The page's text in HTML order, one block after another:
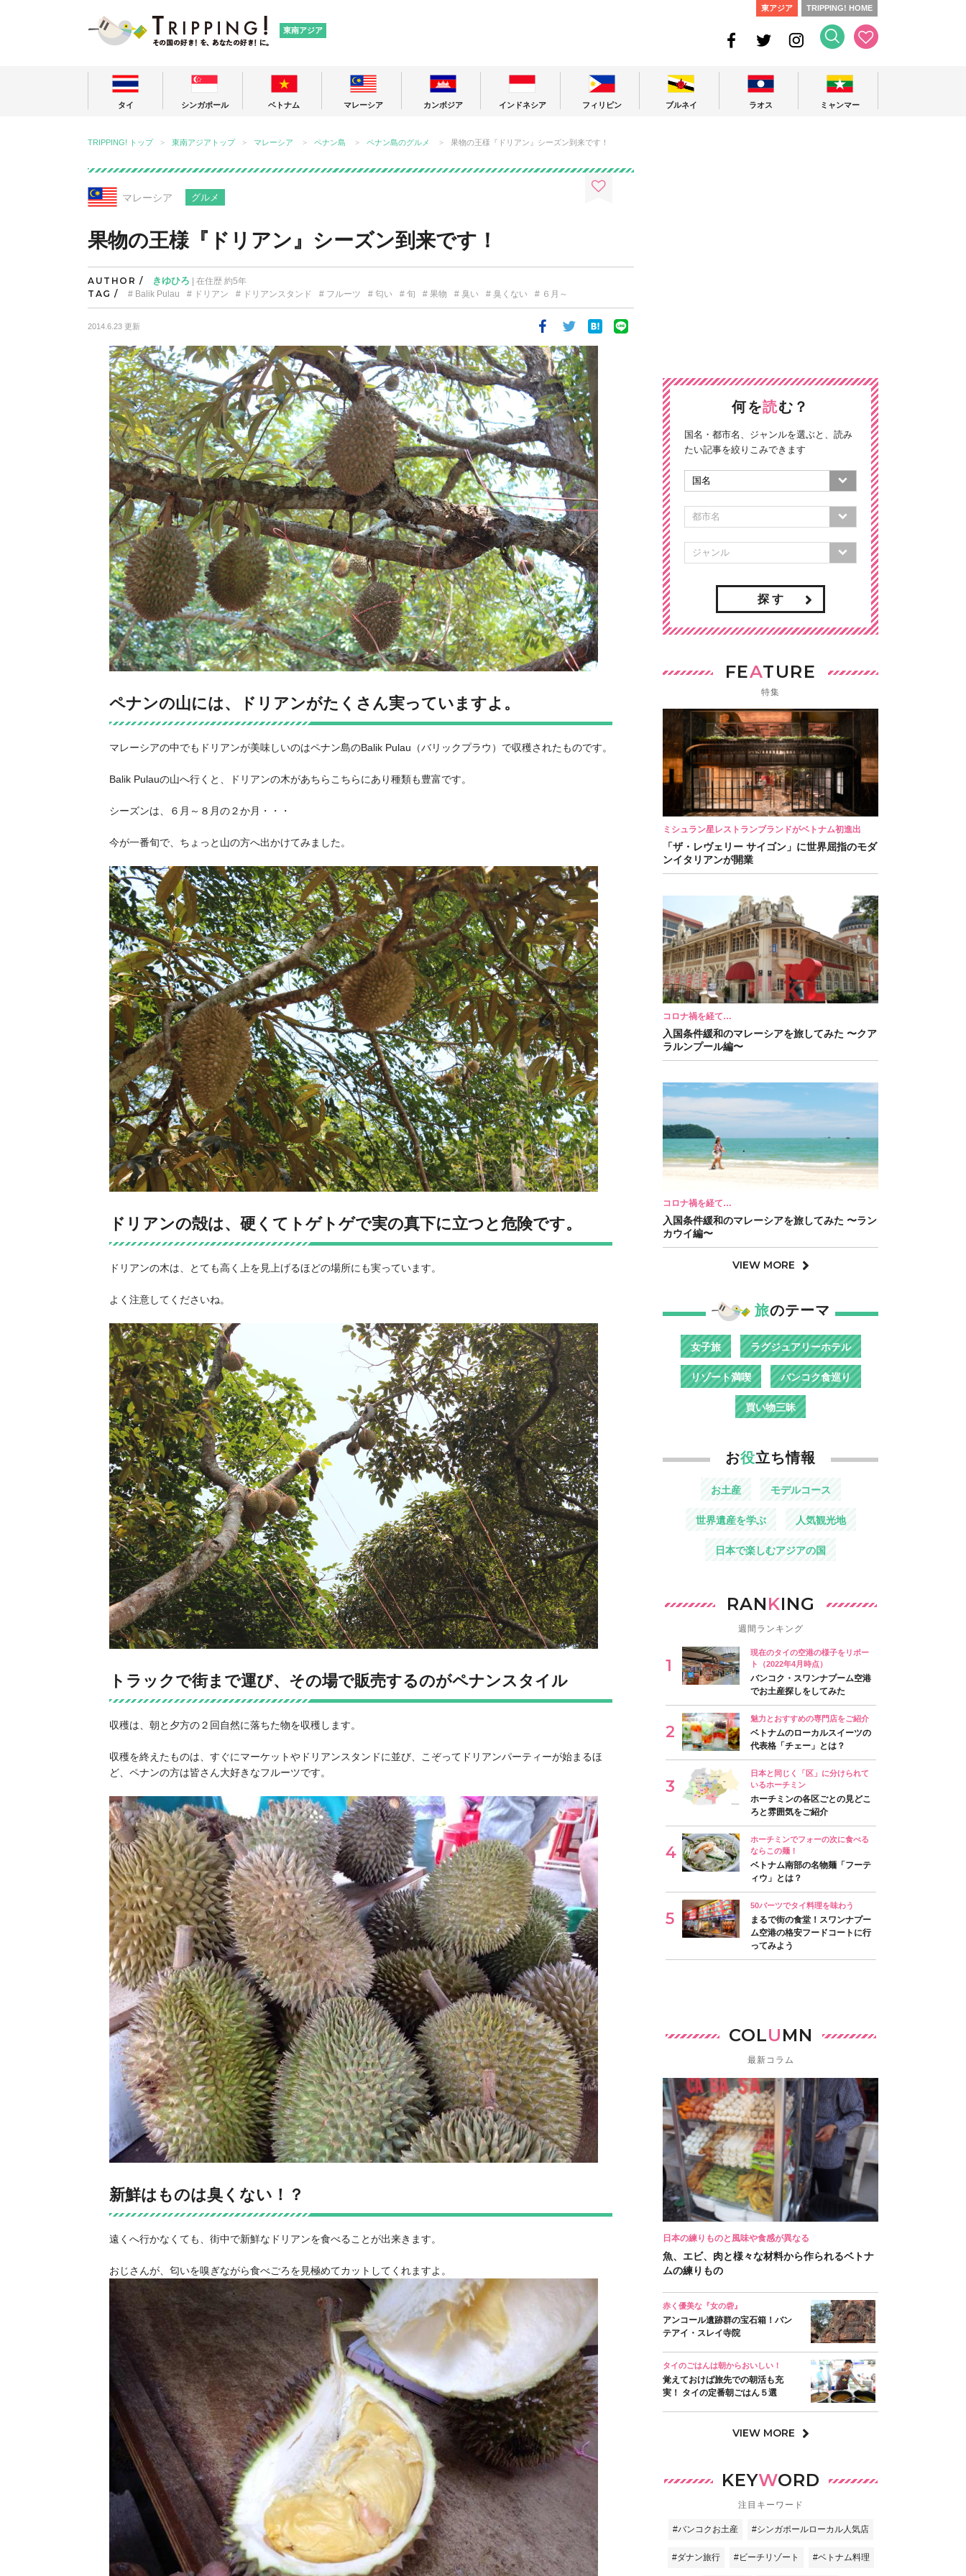
東南アジア
東アジア TRIPPING! HOME
タイ シンガポール ベトナム マレーシア カンボジア インドネシア フィリピン ブルネイ ラオス ミャンマー
TRIPPING! トップ 東南アジアトップ マレーシア ペナン島 ペナン島のグルメ 果物の王様『ドリアン』シーズン到来です！
マレーシア グルメ
果物の王様『ドリアン』シーズン到来です！
AUTHOR / きゆひろ | 在住歴 約5年
TAG / Balik Pulau ドリアン ドリアンスタンド フルーツ 匂い 旬 果物 臭い 臭くない ６月～
2014.6.23 更新
ペナンの山には、ドリアンがたくさん実っていますよ。
マレーシアの中でもドリアンが美味しいのはペナン島のBalik Pulau（バリックプラウ）で収穫されたものです。
Balik Pulauの山へ行くと、ドリアンの木があちらこちらにあり種類も豊富です。
シーズンは、６月～８月の２か月・・・
今が一番旬で、ちょっと山の方へ出かけてみました。
ドリアンの殻は、硬くてトゲトゲで実の真下に立つと危険です。
ドリアンの木は、とても高く上を見上げるほどの場所にも実っています。
よく注意してくださいね。
トラックで街まで運び、その場で販売するのがペナンスタイル
収穫は、朝と夕方の２回自然に落ちた物を収穫します。
収穫を終えたものは、すぐにマーケットやドリアンスタンドに並び、こぞってドリアンパーティーが始まるほ
ど、ペナンの方は皆さん大好きなフルーツです。
新鮮はものは臭くない！？
遠くへ行かなくても、街中で新鮮なドリアンを食べることが出来きます。
おじさんが、匂いを嗅ぎながら食べごろを見極めてカットしてくれますよ。
何を読む？
国名・都市名、ジャンルを選ぶと、読み
たい記事を絞りこみできます
探 す
FEATURE
特集
ミシュラン星レストランブランドがベトナム初進出
「ザ・レヴェリー サイゴン」に世界屈指のモダ
ンイタリアンが開業
コロナ禍を経て…
入国条件緩和のマレーシアを旅してみた 〜クア
ラルンプール編〜
コロナ禍を経て…
入国条件緩和のマレーシアを旅してみた 〜ラン
カウイ編〜
VIEW MORE
旅のテーマ
女子旅 ラグジュアリーホテル
リゾート満喫 バンコク食巡り
買い物三昧
お役立ち情報
お土産 モデルコース
世界遺産を学ぶ 人気観光地
日本で楽しむアジアの国
RANKING
週間ランキング
現在のタイの空港の様子をリポー
ト（2022年4月時点）
バンコク・スワンナプーム空港
でお土産探しをしてみた
魅力とおすすめの専門店をご紹介
ベトナムのローカルスイーツの
代表格「チェー」とは？
日本と同じく「区」に分けられて
いるホーチミン
ホーチミンの各区ごとの見どこ
ろと雰囲気をご紹介
ホーチミンでフォーの次に食べる
ならこの麺！
ベトナム南部の名物麺「フーテ
ィウ」とは？
50バーツでタイ料理を味わう
まるで街の食堂！スワンナプー
ム空港の格安フードコートに行
ってみよう
COLUMN
最新コラム
日本の練りものと風味や食感が異なる
魚、エビ、肉と様々な材料から作られるベトナ
ムの練りもの
赤く優美な『女の砦』
アンコール遺跡群の宝石箱！バン
テアイ・スレイ寺院
タイのごはんは朝からおいしい！
覚えておけば旅先での朝活も充
実！ タイの定番朝ごはん５選
VIEW MORE
KEYWORD
注目キーワード
#バンコクお土産 #シンガポールローカル人気店
#ダナン旅行 #ビーチリゾート #ベトナム料理